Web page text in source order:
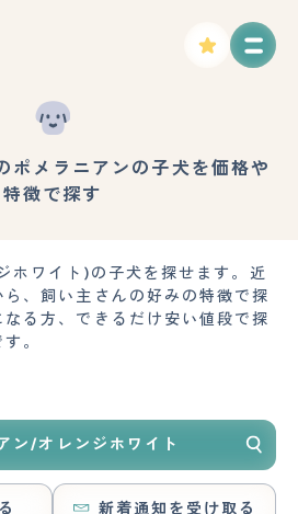
ポメラニアンの子犬を価格や
特徴で探す
ホワイト)の子犬を探せます。近
、飼い主さんの好みの特徴で探
る方、できるだけ安い値段で探
。
ン/オレンジホワイト
新着通知を受け取る